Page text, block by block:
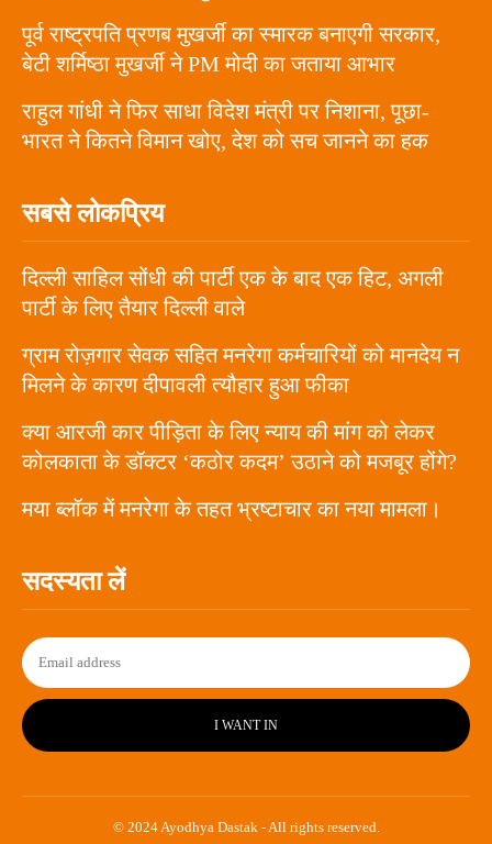
पूर्व राष्ट्रपति प्रणब मुखर्जी का स्मारक बनाएगी सरकार,
बेटी शर्मिष्ठा मुखर्जी ने PM मोदी का जताया आभार
राहुल गांधी ने फिर साधा विदेश मंत्री पर निशाना, पूछा-
भारत ने कितने विमान खोए, देश को सच जानने का हक
सबसे लोकप्रिय
दिल्ली साहिल सोंधी की पार्टी एक के बाद एक हिट, अगली
पार्टी के लिए तैयार दिल्ली वाले
ग्राम रोज़गार सेवक सहित मनरेगा कर्मचारियों को मानदेय न
मिलने के कारण दीपावली त्यौहार हुआ फीका
क्या आरजी कार पीड़िता के लिए न्याय की मांग को लेकर
कोलकाता के डॉक्टर ‘कठोर कदम’ उठाने को मजबूर होंगे?
मया ब्लॉक में मनरेगा के तहत भ्रष्टाचार का नया मामला।
सदस्यता लें
I WANT IN
© 2024 Ayodhya Dastak - All rights reserved.